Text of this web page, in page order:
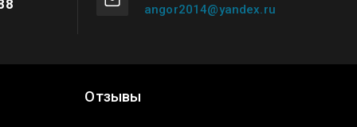
angor2014@yandex.ru
Отзывы